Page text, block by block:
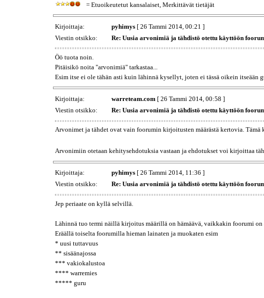
= Etuoikeutetut kansalaiset, Merkittävät tietäjät
Kirjoittaja: pyhimys [ 26 Tammi 2014, 00:21 ]
Viestin otsikko:
Re: Uusia arvonimiä ja tähdistö otettu käyttöön
Öö tuota noin.
Pitäisikö noita "arvonimiä" tarkastaa...
Esim itse ei ole tähän asti kuin lähinnä kysellyt, joten ei tässä oikein itseään
Kirjoittaja: warreteam.com [ 26 Tammi 2014, 00:58 ]
Viestin otsikko:
Re: Uusia arvonimiä ja tähdistö otettu käyttöön
Arvonimet ja tähdet ovat vain foorumin kirjoitusten määrästä kertovia.
Arvonimiin otetaan kehitysehdotuksia vastaan ja ehdotukset voi kirjoittaa
Kirjoittaja: pyhimys [ 26 Tammi 2014, 11:36 ]
Viestin otsikko:
Re: Uusia arvonimiä ja tähdistö otettu käyttöön
Jep periaate on kyllä selvillä.
Lähinnä tuo termi näillä kirjoitus määrillä on hämäävä, vaikkakin foorumi
Eräällä toiselta foorumilla hieman lainaten ja muokaten esim
* uusi tuttavuus
** sisäänajossa
*** vakiokalustoa
**** warremies
***** guru